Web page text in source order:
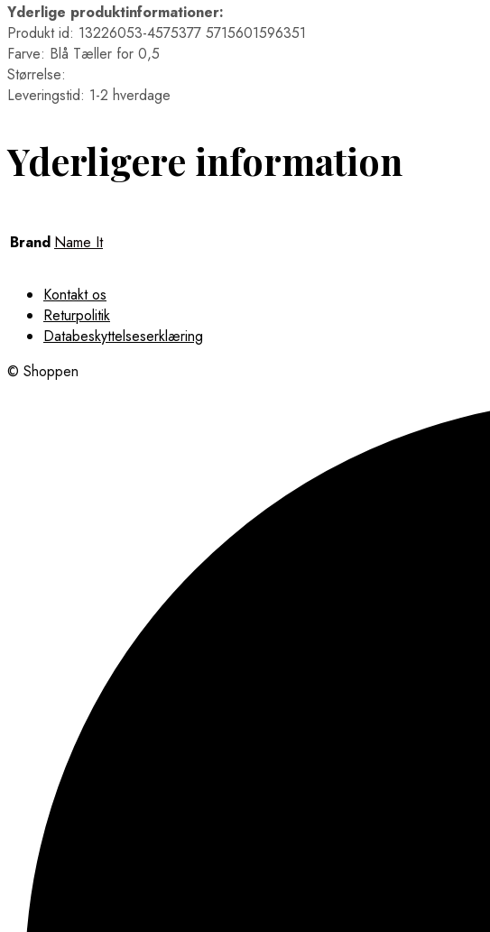
Yderlige produktinformationer:
Produkt id: 13226053-4575377 5715601596351
Farve: Blå Tæller for 0,5
Størrelse:
Leveringstid: 1-2 hverdage
Yderligere information
Brand Name It
Kontakt os
Returpolitik
Databeskyttelseserklæring
© Shoppen